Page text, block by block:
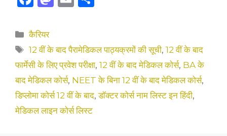
c
e
b
o
o
k
o
d
o
n
l
e
Categories
कैरियर
Tags
12 वीं के बाद पैरामेडिकल पाठ्यक्रमों की सूची,12 वीं के बाद
फार्मेसी के लिए प्रवेश परीक्षा, 12 वीं के बाद मेडिकल कोर्स, BA के
बाद मेडिकल कोर्स, NEET के बिना 12 वीं के बाद मेडिकल कोर्स,
डिप्लोमा कोर्स 12 वीं के बाद,डॉक्टर कोर्स नाम लिस्ट इन हिंदी,
मेडिकल लाइन कोर्स लिस्ट